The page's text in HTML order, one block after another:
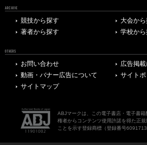
ARCHIVE
競技から探す
大会か
著者から探す
学校から
OTHERS
お問い合わせ
広告掲
動画・バナー広告について
サイト
サイトマップ
ABJマークは、この電子書店・電子書
権者からコンテンツ使用許諾を得た正
ことを示す登録商標（登録番号6091713